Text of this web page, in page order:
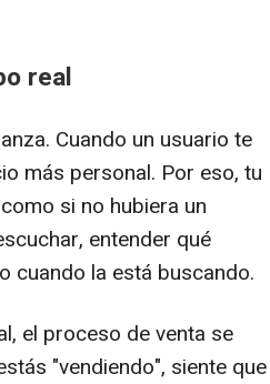
real
Cuando un usuario te
más personal. Por eso, tu
si no hubiera un
entender qué
cuando la está buscando.
el proceso de venta se
"vendiendo", siente que